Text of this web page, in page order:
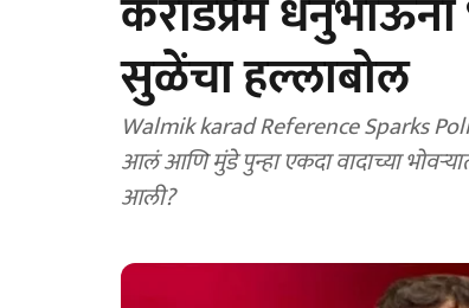
कराडप्रेम धनुभाऊंना
सुळेंचा हल्लाबोल
Walmik karad Reference Sparks
आलं आणि मुंडे पुन्हा एकदा वादाच्या
आली?